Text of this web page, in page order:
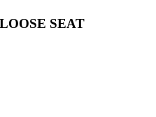
SEAT